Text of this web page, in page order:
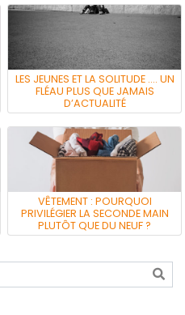
LES JEUNES ET LA SOLITUDE …. UN
FLÉAU PLUS QUE JAMAIS
D’ACTUALITÉ
VÊTEMENT : POURQUOI
PRIVILÉGIER LA SECONDE MAIN
PLUTÔT QUE DU NEUF ?